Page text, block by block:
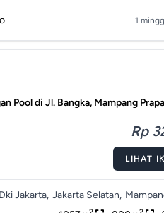
1
Pool di Jl. Bangka, Mampang
Rp
LIHAT
Dki Jakarta, Jakarta Selatan,